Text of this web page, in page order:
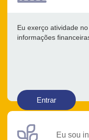
Eu exerço atividade
informações
Entrar
Eu sou